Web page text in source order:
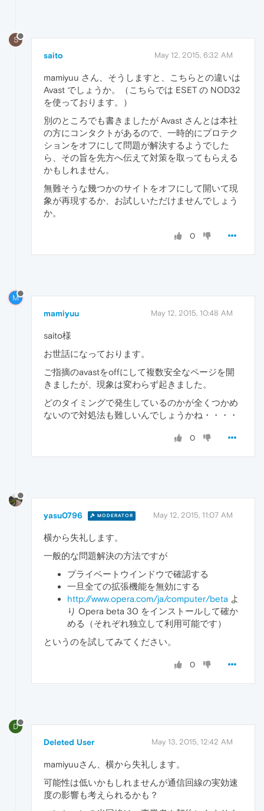
S
saito May 12, 2015, 6:32 AM
mamiyuu さん、そうしますと、こちらとの違いは
Avast でしょうか。（こちらでは ESET の NOD32
を使っております。）
別のところでも書きましたが Avast さんとは本社
の方にコンタクトがあるので、一時的にプロテク
ションをオフにして問題が解決するようでした
ら、その旨を先方へ伝えて対策を取ってもらえる
かもしれません。
無難そうな幾つかのサイトをオフにして開いて現
象が再現するか、お試しいただけませんでしょう
か。
0
M
mamiyuu May 12, 2015, 10:48 AM
saito様
お世話になっております。
ご指摘のavastをoffにして複数安全なページを開
きましたが、現象は変わらず起きました。
どのタイミングで発生しているのかが全くつかめ
ないので対処法も難しいんでしょうかね・・・・
0
yasu0796 MODERATOR May 12, 2015, 11:07 AM
横から失礼します。
一般的な問題解決の方法ですが
プライベートウインドウで確認する
一旦全ての拡張機能を無効にする
http://www.opera.com/ja/computer/beta よ
り Opera beta 30 をインストールして確か
める（それぞれ独立して利用可能です）
というのを試してみてください。
0
D
Deleted User May 13, 2015, 12:42 AM
mamiyuuさん、横から失礼します。
可能性は低いかもしれませんが通信回線の実効速
度の影響も考えられるかも？